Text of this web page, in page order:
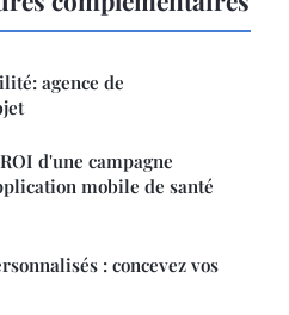
agence de
d'une campagne
mobile de santé
: concevez vos